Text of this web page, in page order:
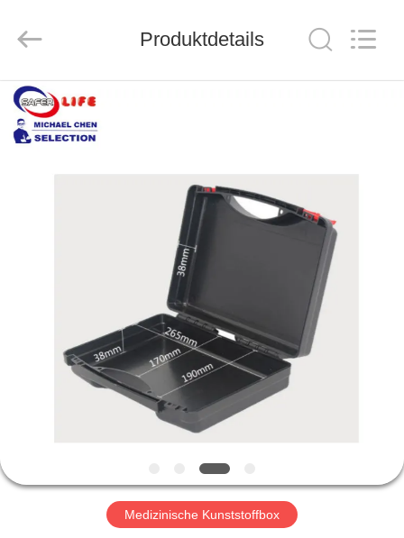
ZU
HAUSE
PRODUKTE
WERKSBESICHTIGUNG
QUALITÄTSKONTROLLE
KONTAKT
MIT
UNS
Ltd..
Produktdetails
Medizinische Kunststoffbox